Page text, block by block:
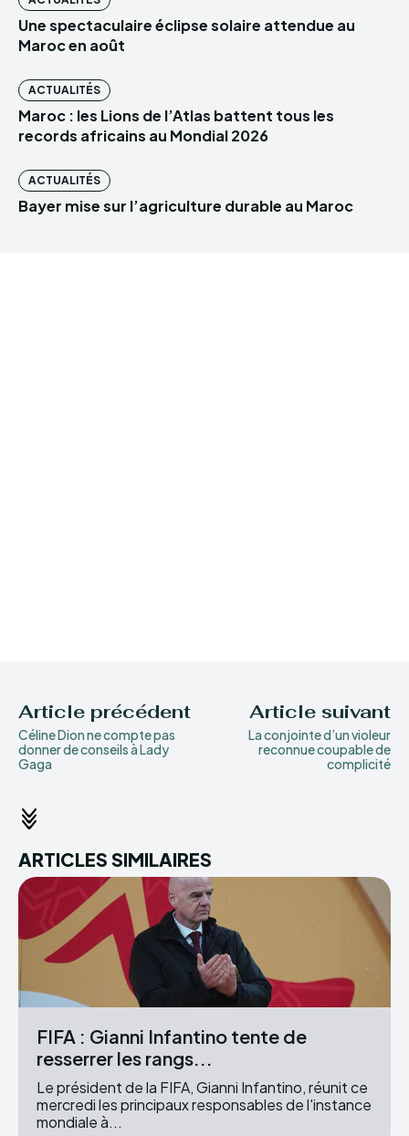
Une spectaculaire éclipse solaire attendue au
Maroc en août
ACTUALITÉS
Maroc : les Lions de l’Atlas battent tous les
records africains au Mondial 2026
ACTUALITÉS
Bayer mise sur l’agriculture durable au Maroc
Article précédent
Céline Dion ne compte pas
donner de conseils à Lady
Gaga
Article suivant
La conjointe d’un violeur
reconnue coupable de
complicité
ARTICLES SIMILAIRES
FIFA : Gianni Infantino tente de
resserrer les rangs...
Le président de la FIFA, Gianni Infantino, réunit ce
mercredi les principaux responsables de l'instance
mondiale à...